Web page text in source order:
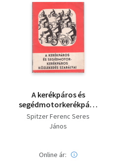
A kerékpáros és
segédmotorkerékpáros
közlekedés szabályai
Spitzer Ferenc Seres
János
Online ár: